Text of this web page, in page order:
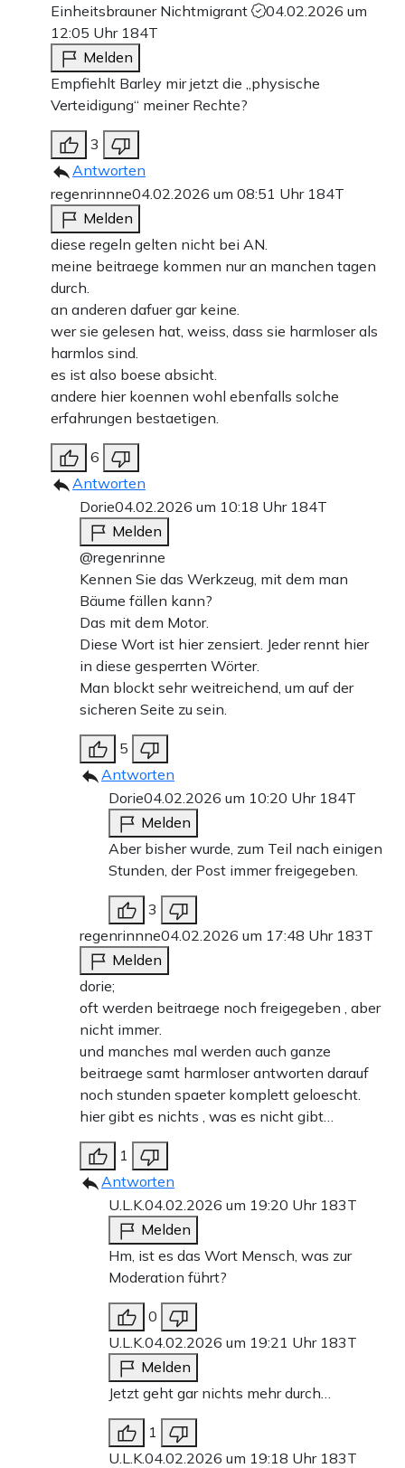
Einheitsbrauner Nichtmigrant
04.02.2026 um
12:05 Uhr 184T
Melden
Empfiehlt Barley mir jetzt die „physische
Verteidigung“ meiner Rechte?
3
Antworten
regenrinnne04.02.2026 um 08:51 Uhr 184T
Melden
diese regeln gelten nicht bei AN.
meine beitraege kommen nur an manchen tagen
durch.
an anderen dafuer gar keine.
wer sie gelesen hat, weiss, dass sie harmloser als
harmlos sind.
es ist also boese absicht.
andere hier koennen wohl ebenfalls solche
erfahrungen bestaetigen.
6
Antworten
Dorie04.02.2026 um 10:18 Uhr 184T
Melden
@regenrinne
Kennen Sie das Werkzeug, mit dem man
Bäume fällen kann?
Das mit dem Motor.
Diese Wort ist hier zensiert. Jeder rennt hier
in diese gesperrten Wörter.
Man blockt sehr weitreichend, um auf der
sicheren Seite zu sein.
5
Antworten
Dorie04.02.2026 um 10:20 Uhr 184T
Melden
Aber bisher wurde, zum Teil nach einigen
Stunden, der Post immer freigegeben.
3
regenrinnne04.02.2026 um 17:48 Uhr 183T
Melden
dorie;
oft werden beitraege noch freigegeben , aber
nicht immer.
und manches mal werden auch ganze
beitraege samt harmloser antworten darauf
noch stunden spaeter komplett geloescht.
hier gibt es nichts , was es nicht gibt…
1
Antworten
U.L.K.04.02.2026 um 19:20 Uhr 183T
Melden
Hm, ist es das Wort Mensch, was zur
Moderation führt?
0
U.L.K.04.02.2026 um 19:21 Uhr 183T
Melden
Jetzt geht gar nichts mehr durch…
1
U.L.K.04.02.2026 um 19:18 Uhr 183T